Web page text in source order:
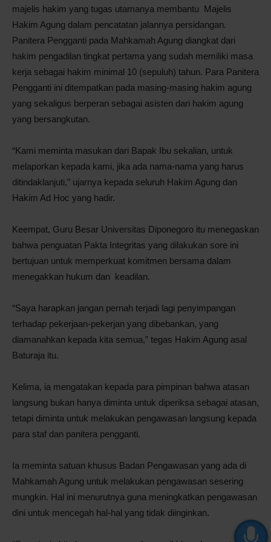
majelis hakim yang tugas utamanya membantu Majelis
Hakim Agung dalam pencatatan jalannya persidangan.
Panitera Pengganti pada Mahkamah Agung diangkat dari
hakim pengadilan tingkat pertama yang sudah memiliki masa
kerja sebagai hakim minimal 10 (sepuluh) tahun. Para Panitera
Pengganti ini ditempatkan pada masing-masing hakim agung
yang sekaligus berperan sebagai asisten dari hakim agung
yang bersangkutan.
“Kami meminta masukan dari Bapak Ibu sekalian, untuk
melaporkan kepada kami, jika ada nama-nama yang harus
ditindaklanjuti,” ujarnya kepada seluruh Hakim Agung dan
Hakim Ad Hoc yang hadir.
Keempat, Guru Besar Universitas Diponegoro itu menegaskan
bahwa penguatan Pakta Integritas yang dilakukan sore ini
bertujuan untuk memperkuat komitmen bersama dalam
menegakkan hukum dan keadilan.
“Saya harapkan jangan pernah terjadi lagi penyimpangan
terhadap pekerjaan-pekerjan yang dibebankan, yang
diamanahkan kepada kita semua,” tegas Hakim Agung asal
Baturaja itu.
Kelima, ia mengatakan kepada para pimpinan bahwa atasan
langsung bukan hanya diminta untuk diperiksa sebagai atasan,
tetapi diminta untuk melakukan pengawasan langsung kepada
para staf dan panitera pengganti.
Ia meminta satuan khusus Badan Pengawasan yang ada di
Mahkamah Agung untuk melakukan pengawasan sesering
mungkin. Hal ini menurutnya guna meningkatkan pengawasan
dini untuk mencegah hal-hal yang tidak diinginkan.